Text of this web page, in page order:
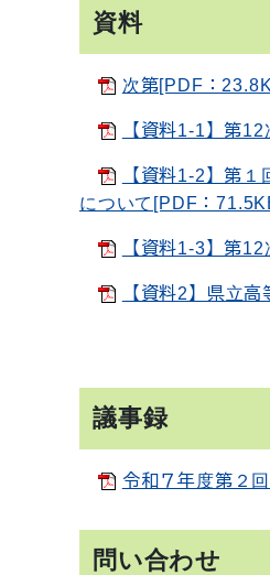
資料
次第[PDF：
【資料1-1】第
【資料1-2】第
について[PDF：
【資料1-3】第
【資料2】県立
議事録
令和７年度第２
問い合わせ